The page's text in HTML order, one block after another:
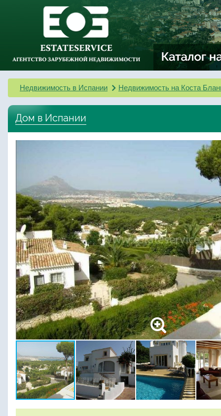
Недвижимость в Испании Недвижимость на Коста
Дом в Испании